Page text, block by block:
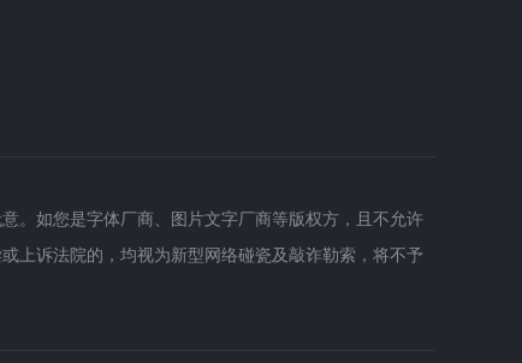
。如您是字体厂商、图片文字厂商等版权方，且不允许
上诉法院的，均视为新型网络碰瓷及敲诈勒索，将不予